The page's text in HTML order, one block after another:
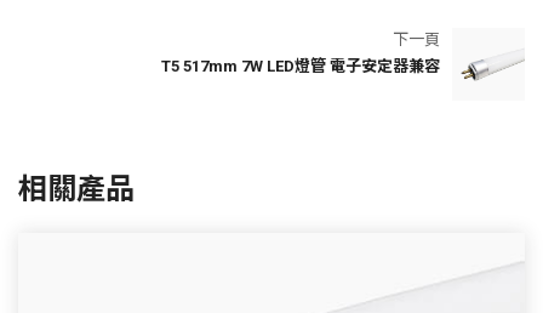
下一頁
T5 517mm 7W LED燈管 電子安定器兼容
相關產品